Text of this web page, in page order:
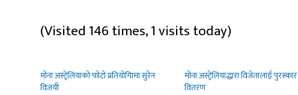
(Visited 146 times, 1 visits today)
मोना अस्ट्रेलियाको फोटो प्रतियोगिामा सुरेन
विजयी
मोना अस्ट्रेलियाद्धारा विजेतालाई पुरस्कार
वितरण